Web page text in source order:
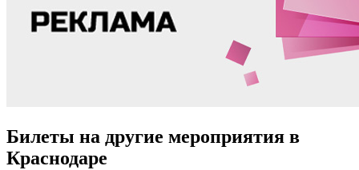
Билеты на другие мероприятия в
Краснодаре